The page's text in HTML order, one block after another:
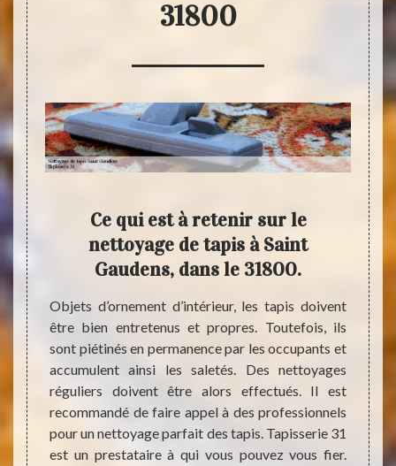
31800
:
un
Pour
est
de
Ce qui est à retenir sur le
nettoyage de tapis à Saint
Gaudens, dans le 31800.
Objets d’ornement d’intérieur, les tapis doivent
être bien entretenus et propres. Toutefois, ils
sont piétinés en permanence par les occupants et
accumulent ainsi les saletés. Des nettoyages
réguliers doivent être alors effectués. Il est
recommandé de faire appel à des professionnels
pour un nettoyage parfait des tapis. Tapisserie 31
est un prestataire à qui vous pouvez vous fier.
jour
pour